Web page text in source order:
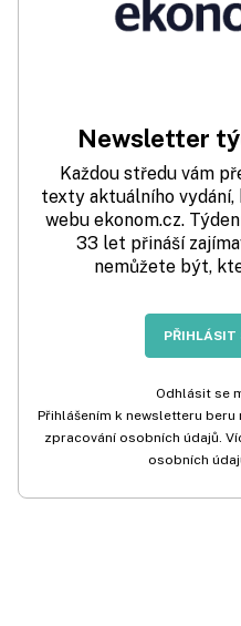
Newsletter
Každou středu vám
texty aktuálního
webu ekonom.cz.
33 let přináší
nemůžete být,
PŘIHLÁSIT
Odhlásit se
Přihlášením k newsletteru beru
zpracování osobních údajů.
osobních